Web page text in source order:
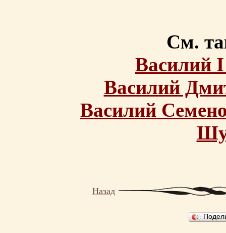
См.
Василий
Василий
Василий
Назад